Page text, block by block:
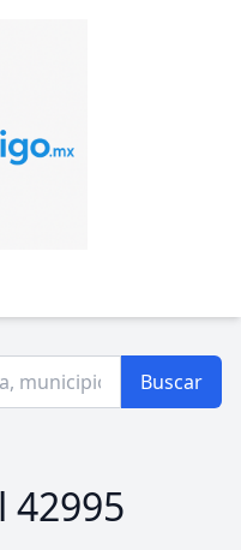
Buscar
42995